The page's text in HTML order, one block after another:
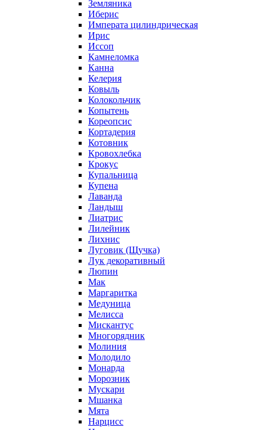
Земляника
Иберис
Императа цилиндрическая
Ирис
Иссоп
Камнеломка
Канна
Келерия
Ковыль
Колокольчик
Копытень
Кореопсис
Кортадерия
Котовник
Кровохлебка
Крокус
Купальница
Купена
Лаванда
Ландыш
Лиатрис
Лилейник
Лихнис
Луговик (Щучка)
Лук декоративный
Люпин
Мак
Маргаритка
Медуница
Мелисса
Мискантус
Многорядник
Молиния
Молодило
Монарда
Морозник
Мускари
Мшанка
Мята
Нарцисс